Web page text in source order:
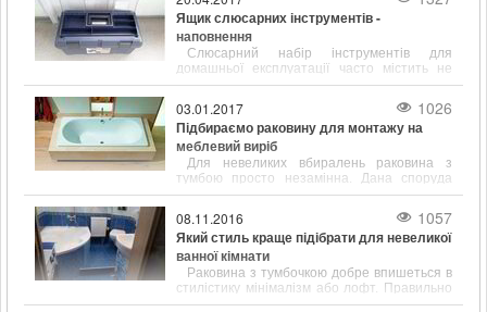
Ящик слюсарних інструментів -
наповнення
Слюсарний набір інструментів для
домашньої експлуатації часто містить не
тільки популярні і відомі предмети, такі як
молоток, викрутка, ключ, а й містить зубило,
кернер, кусачки і інші інструменти.
03.01.2017 1026
Підбираємо раковину для монтажу на
меблевий виріб
Для невеликих вбиралень раковина з
тумбою просто незамінна. Дана споруда
відрізняється підвищеною
функціональністю і привабливим зовнішнім
виглядом.
08.11.2016 1057
Який стиль краще підібрати для невеликої
ванної кімнати
Раковина з тумбочкою добре впишеться в
стилістику мінімалізм або лофт. Правильно
підібрані розміри сантехніки допоможуть